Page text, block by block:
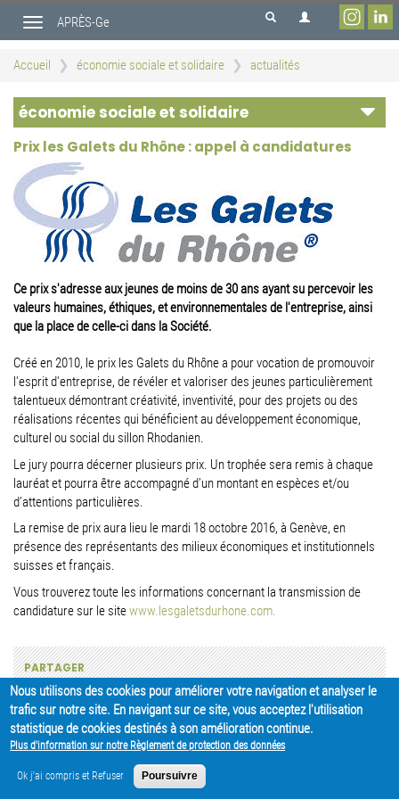
contenu
Toggle
navigation
APRÈS-Ge
Accueil économie sociale et solidaire actualités
économie sociale et solidaire
Prix les Galets du Rhône : appel à candidatures
Ce prix s'adresse aux jeunes de moins de 30 ans ayant su percevoir les
valeurs humaines, éthiques, et environnementales de l'entreprise, ainsi
que la place de celle-ci dans la Société.
Créé en 2010, le prix les Galets du Rhône a pour vocation de promouvoir
l'esprit d'entreprise, de révéler et valoriser des jeunes particulièrement
talentueux démontrant créativité, inventivité, pour des projets ou des
réalisations récentes qui bénéficient au développement économique,
culturel ou social du sillon Rhodanien.
Le jury pourra décerner plusieurs prix. Un trophée sera remis à chaque
lauréat et pourra être accompagné d’un montant en espèces et/ou
d’attentions particulières.
La remise de prix aura lieu le mardi 18 octobre 2016, à Genève, en
présence des représentants des milieux économiques et institutionnels
suisses et français.
Vous trouverez toute les informations concernant la transmission de
candidature sur le sitewww.lesgaletsdurhone.com.
PARTAGER
Nous utilisons des cookies pour améliorer votre navigation et analyser le
trafic sur notre site. En navigant sur ce site, vous acceptez l'utilisation
statistique de cookies destinés à son amélioration continue.
Plus d'information sur notre Règlement de protection des données
Ok j'ai compris et Refuser Poursuivre